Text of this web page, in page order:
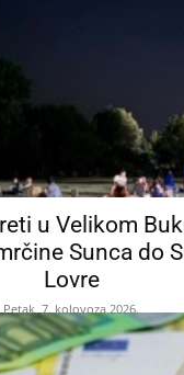
u Velikom
Sunca do
Lovre
Petak, 7. kolovoza 2026.